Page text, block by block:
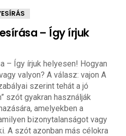
– Így írjuk
– Így írjuk helyesen! Hogyan
valyon? A válasz: vajon A
szerint tehát a jó
szót gyakran használják
amelyekben a
bizonytalanságot vagy
A szót azonban más célokra